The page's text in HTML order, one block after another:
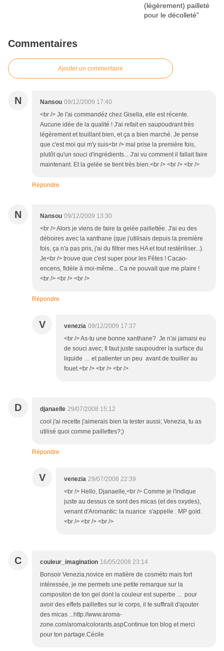
Commentaires
Ajouter un commentaire
N Nansou 09/12/2009 17:40
<br /> Je l'ai commandéz chez Gisella, elle est récente.
Aucune idée de la qualité ! J'ai refait en saupoudrant très
légèrement et touillant bien, et ça a bien marché. Je pense
que c'est moi qui m'y suis<br /> mal prise la première fois,
plutôt qu'un souci d'ingrédients... J'ai vu comment il fallait faire
maintenant. Et la gelée se tient très bien.<br /> <br /> <br />
Répondre
N Nansou 09/12/2009 13:30
<br /> Alors je viens de faire ta gelée paillettée. J'ai eu des
déboires avec la xanthane (que j'utilisais depuis la première
fois, ça n'a pas pris, j'ai du filtrer mes HA et tout restériliser...).
Je<br /> trouve que c'est super pour les Fêtes ! Cacao-
encens, fidèle à moi-même... Ca ne pouvait que me plaire !
<br /> <br /> <br />
Répondre
V venezia 09/12/2009 17:37
<br /> As-tu une bonne xanthane? Je n'ai jamaisi eu
de souci avec; Il faut juste saupoudrer la surface du
liquide … et patienter un peu avant de touiller au
fouet.<br /> <br /> <br />
D djanaelle 29/07/2008 15:12
cool j'ai recette j'aimerais bien la tester aussi; Venezia, tu as
utilisé quoi comme paillettes?;)
Répondre
V venezia 29/07/2008 22:39
<br /> Hello, Djanaelle,<br /> Comme je l'indique
juste au dessus ce sont des micas (et des oxydes),
venant d'Aromantic: la nuance s'appelle : MP gold.
<br /> <br /> <br />
C couleur_imagination 16/05/2008 23:14
Bonsoir Venezia,novice en matière de cosméto mais fort
intéressée, je me permets une petite remarque sur la
compositon de ton gel dont la couleur est superbe ... pour
avoir des effets paillettes sur le corps, il te suffirait d'ajouter
des micas ...http://www.aroma-
zone.com/aroma/colorants.aspContinue ton blog et merci
pour ton partage.Cécile